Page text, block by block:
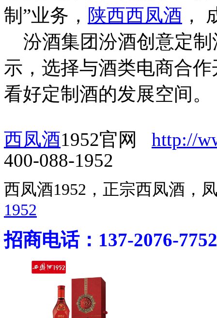
制”业务， 陕西西凤酒 ，
汾酒集团汾酒创意定制
示，选择与酒类电商合
看好定制酒的发展空间。
西凤酒1952官网 http://
400-088-1952
西凤酒1952，正宗西凤酒
1952
招商电话：137-2076-7752